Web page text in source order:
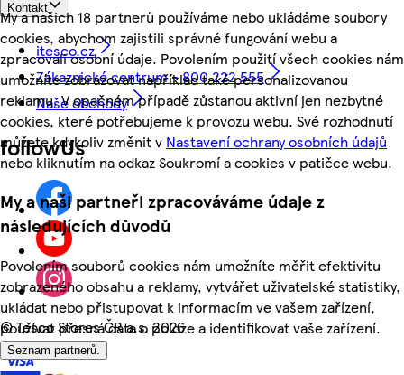
My a našich 18 partnerů používáme nebo ukládáme soubory
cookies, abychom zajistili správné fungování webu a
zpracovali osobní údaje. Povolením použití všech cookies nám
umožníte zobrazovat například také personalizovanou
reklamu. V opačném případě zůstanou aktivní jen nezbytné
cookies, které potřebujeme k provozu webu. Své rozhodnutí
můžete kdykoliv změnit v Nastavení ochrany osobních údajů
nebo kliknutím na odkaz Soukromí a cookies v patičce webu.
My a naši partneři zpracováváme údaje z
následujících důvodů
Povolením souborů cookies nám umožníte měřit efektivitu
zobrazeného obsahu a reklamy, vytvářet uživatelské statistiky,
ukládat nebo přistupovat k informacím ve vašem zařízení,
používat přesná data o poloze a identifikovat vaše zařízení.
Seznam partnerů.
Kontakt
itesco.cz
Zákaznické centrum - 800 222 555
Naše obchody
followUs
©Tesco Stores ČR a.s. 2026